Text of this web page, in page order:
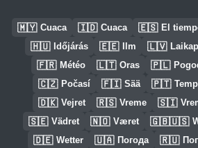
🇲🇾 Cuaca 🇮🇩 Cuaca 🇪🇸 El
🇭🇺 Időjárás 🇪🇪 Ilm 🇱🇻
🇫🇷 Météo 🇱🇹 Oras 🇵🇱
🇨🇿 Počasí 🇫🇮 Sää 🇵🇹
🇩🇰 Vejret 🇷🇸 Vreme 🇸🇮
🇸🇪 Vädret 🇳🇴 Været 🇬🇧🇺🇸
🇩🇪 Wetter 🇺🇦 Погода 🇷🇺